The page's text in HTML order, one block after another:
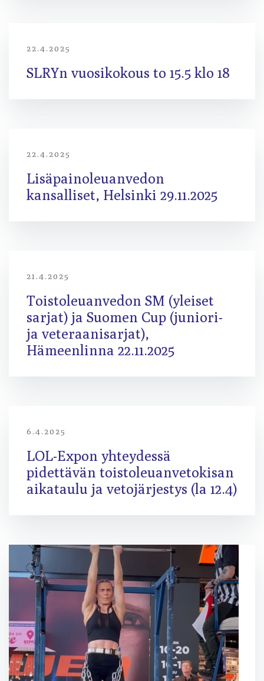
22.4.2025
SLRYn vuosikokous to 15.5 klo 18
22.4.2025
Lisäpainoleuanvedon
kansalliset, Helsinki 29.11.2025
21.4.2025
Toistoleuanvedon SM (yleiset
sarjat) ja Suomen Cup (juniori-
ja veteraanisarjat),
Hämeenlinna 22.11.2025
6.4.2025
LOL-Expon yhteydessä
pidettävän toistoleuanvetokisan
aikataulu ja vetojärjestys (la 12.4)